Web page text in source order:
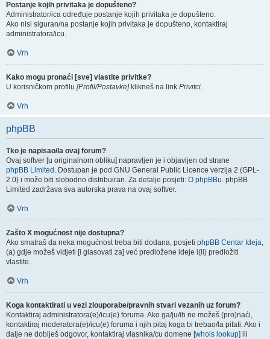
Postanje kojih privitaka je dopušteno?
Administrator/ica određuje postanje kojih privitaka je dopušteno.
Ako nisi siguran/na postanje kojih privitaka je dopušteno, kontaktiraj
administratora/icu.
Vrh
Kako mogu pronaći [sve] vlastite privitke?
U korisničkom profilu [Profil/Postavke]klikneš na link Privitci.
Vrh
phpBB
Tko je napisao/la ovaj forum?
Ovaj softver [u originalnom obliku] napravljen je i objavljen od strane
phpBB Limited . Dostupan je pod GNU General Public Licence verzija 2 (GPL-
2.0) i može biti slobodno distribuiran. Za detalje posjeti: O phpBBu. phpBB
Limited zadržava sva autorska prava na ovaj softver.
Vrh
Zašto X mogućnost nije dostupna?
Ako smatraš da neka mogućnost treba biti dodana, posjeti phpBB Centar Ideja,
(a) gdje možeš vidjeti [i glasovati za] već predložene ideje i(li) predložiti
vlastite.
Vrh
Koga kontaktirati u vezi zlouporabe/pravnih stvari vezanih uz forum?
Kontaktiraj administratora(e)/icu(e) foruma. Ako ga/ju/ih ne možeš (pro)naći,
kontaktiraj moderatora(e)/icu(e) foruma i njih pitaj koga bi trebao/la pitati. Ako i
dalje ne dobiješ odgovor, kontaktiraj vlasnika/cu domene [whois lookup] ili